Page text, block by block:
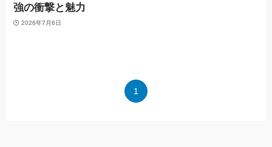
強の衝撃と魅力
2026年7月6日
1